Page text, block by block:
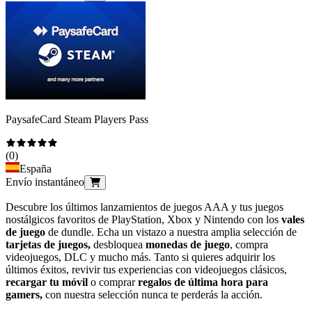
PaysafeCard Steam Players Pass
(0)
España
Envío instantáneo
Descubre los últimos lanzamientos de juegos AAA y tus juegos
nostálgicos favoritos de PlayStation, Xbox y Nintendo con los vales
de juego de dundle. Echa un vistazo a nuestra amplia selección de
tarjetas de juegos, desbloquea monedas de juego, compra
videojuegos, DLC y mucho más. Tanto si quieres adquirir los
últimos éxitos, revivir tus experiencias con videojuegos clásicos,
recargar tu móvil o comprarregalos de última hora para
gamers, con nuestra selección nunca te perderás la acción.